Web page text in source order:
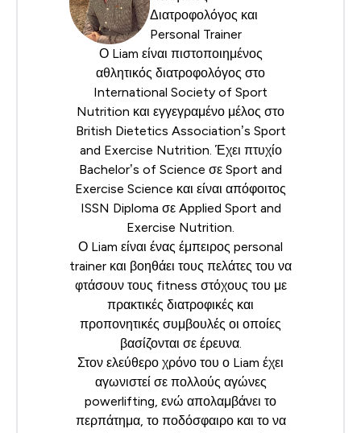
Διατροφολόγος και
Personal Trainer
Ο Liam είναι πιστοποιημένος
αθλητικός διατροφολόγος στο
International Society of Sport
Nutrition και εγγεγραμένο μέλος στο
British Dietetics Association’s Sport
and Exercise Nutrition. Έχει πτυχίο
Bachelor’s of Science σε Sport and
Exercise Science και είναι απόφοιτος
ISSN Diploma σε Applied Sport and
Exercise Nutrition.
Ο Liam είναι ένας έμπειρος personal
trainer και βοηθάει τους πελάτες του να
φτάσουν τους fitness στόχους του με
πρακτικές διατροφικές και
προπονητικές συμβουλές οι οποίες
βασίζονται σε έρευνα.
Στον ελεύθερο χρόνο του ο Liam έχει
αγωνιστεί σε πολλούς αγώνες
powerlifting, ενώ απολαμβάνει το
περπάτημα, το ποδόσφαιρο και το να